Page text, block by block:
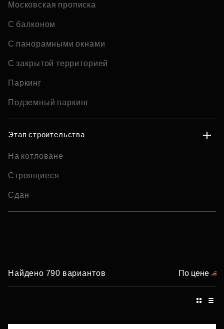
Московская прописка
С балконом
С панорамными окнами
С закрытой территорией
Паркинг
Подземный паркинг
Этап строительства
На котловане
Строящиеся
Сдан
Найдено 790 вариантов По цене